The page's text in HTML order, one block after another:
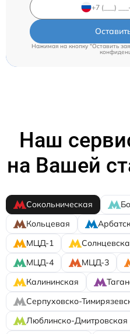
Нажимая на кнопку "Оставить
Наш
на Вашей
Сокольническая
Кольцевая
МЦД-1
МЦД-4
МЦД-3
Калининская
Серпуховско-
Люблинско-Дмитровская